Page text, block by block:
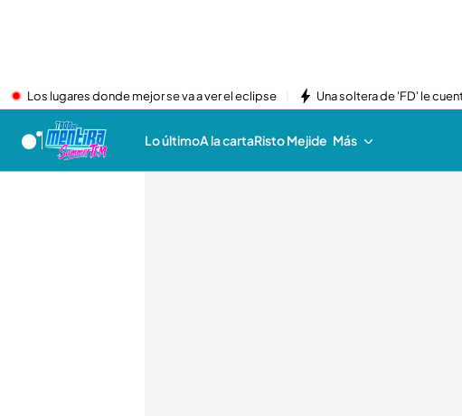
Los lugares donde mejor se va a ver el eclipse Una soltera de 'FD' le
Lo últimoA la cartaRisto Mejide Más